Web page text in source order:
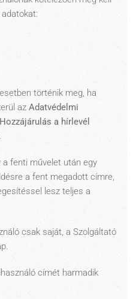
történik meg, ha
az Adatvédelmi
Hozzájárulás a hírlevél
fenti művelet után egy
a fent megadott címre,
lesz teljes a
csak saját, a Szolgáltató
címét harmadik